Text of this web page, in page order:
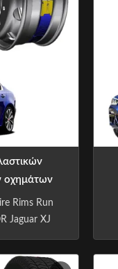
οχημάτων
40ZR20 XF
R20
Rims Run
Jaguar XJ
protect and